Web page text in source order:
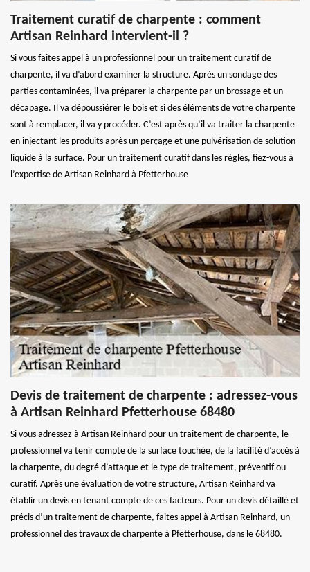
Traitement curatif de charpente : comment
Artisan Reinhard intervient-il ?
Si vous faites appel à un professionnel pour un traitement curatif de
charpente, il va d’abord examiner la structure. Après un sondage des
parties contaminées, il va préparer la charpente par un brossage et un
décapage. Il va dépoussiérer le bois et si des éléments de votre charpente
sont à remplacer, il va y procéder. C’est après qu’il va traiter la charpente
en injectant les produits après un perçage et une pulvérisation de solution
liquide à la surface. Pour un traitement curatif dans les règles, fiez-vous à
l’expertise de Artisan Reinhard à Pfetterhouse
Devis de traitement de charpente : adressez-vous
à Artisan Reinhard Pfetterhouse 68480
Si vous adressez à Artisan Reinhard pour un traitement de charpente, le
professionnel va tenir compte de la surface touchée, de la facilité d’accès à
la charpente, du degré d’attaque et le type de traitement, préventif ou
curatif. Après une évaluation de votre structure, Artisan Reinhard va
établir un devis en tenant compte de ces facteurs. Pour un devis détaillé et
précis d’un traitement de charpente, faites appel à Artisan Reinhard, un
professionnel des travaux de charpente à Pfetterhouse, dans le 68480.